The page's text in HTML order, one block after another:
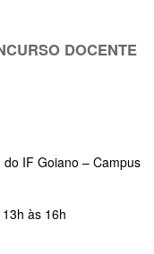
DOCENTE
IF Goiano – Campus
às 16h